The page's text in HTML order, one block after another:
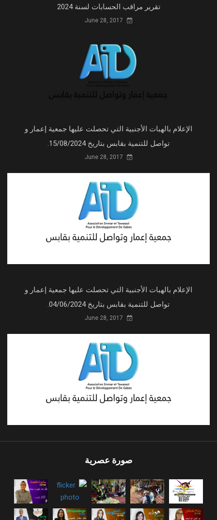
تقرير مراقب الحسابات لسنة 2024
الإعلام بالهبات الأجنبية التي تحصلت عليها جمعية إعمار و
تواصل للتنمية بقابس بتاريخ 15/08/2024.
الإعلام بالهبات الأجنبية التي تحصلت عليها جمعية إعمار و
تواصل للتنمية بقابس بتاريخ 04/06/2024.
صورة عصرية